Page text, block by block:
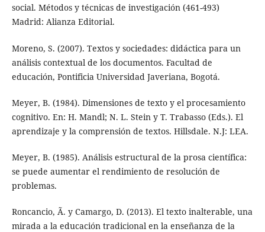
social. Métodos y técnicas de investigación (461-493)
Madrid: Alianza Editorial.
Moreno, S. (2007). Textos y sociedades: didáctica para un
análisis contextual de los documentos. Facultad de
educación, Pontificia Universidad Javeriana, Bogotá.
Meyer, B. (1984). Dimensiones de texto y el procesamiento
cognitivo. En: H. Mandl; N. L. Stein y T. Trabasso (Eds.). El
aprendizaje y la comprensión de textos. Hillsdale. N.J: LEA.
Meyer, B. (1985). Análisis estructural de la prosa científica:
se puede aumentar el rendimiento de resolución de
problemas.
Roncancio, Ã. y Camargo, D. (2013). El texto inalterable, una
mirada a la educación tradicional en la enseñanza de la